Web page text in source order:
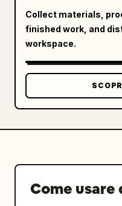
Collect materials,
finished work, and
workspace.
Come